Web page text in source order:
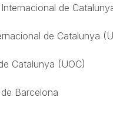
de
de Catalunya
Catalunya (UOC)
Barcelona